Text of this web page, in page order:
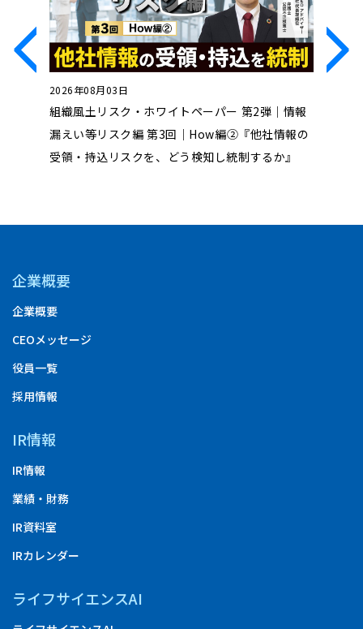
2026年08月03日
組織風土リスク・ホワイトペーパー 第2弾｜情報
漏えい等リスク編 第3回｜How編②『他社情報の
受領・持込リスクを、どう検知し統制するか』
企業概要
企業概要
CEOメッセージ
役員一覧
採用情報
IR情報
IR情報
業績・財務
IR資料室
IRカレンダー
ライフサイエンスAI